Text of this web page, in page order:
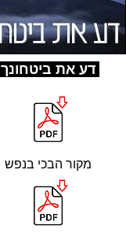
דע את ביטחונך
מקור הבכי בנפש